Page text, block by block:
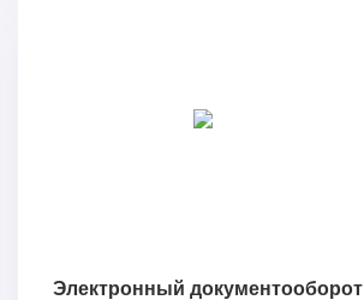
Электронный документооборот